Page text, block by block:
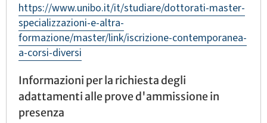
https://www.unibo.it/it/studiare/dottorati-master-
specializzazioni-e-altra-
formazione/master/link/iscrizione-contemporanea-
a-corsi-diversi
Informazioni per la richiesta degli
adattamenti alle prove d'ammissione in
presenza